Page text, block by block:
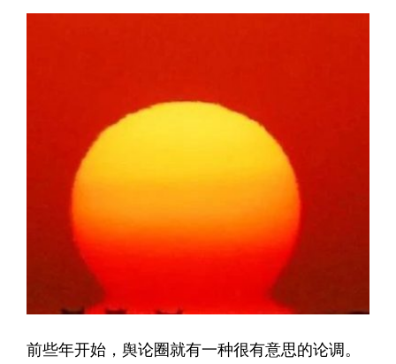
前些年开始，舆论圈就有一种很有意思的论调。